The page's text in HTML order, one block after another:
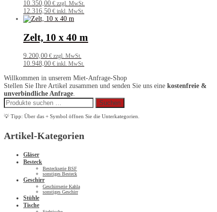
10.350,00 € zzgl. MwSt.
12.316,50 € inkl. MwSt.
Zelt, 10 x 40 m
9.200,00 € zzgl. MwSt.
10.948,00 € inkl. MwSt.
Willkommen in unserem Miet-Anfrage-Shop
Stellen Sie Ihre Artikel zusammen und senden Sie uns eine kostenfreie &
unverbindliche Anfrage.
Suchen
nach:
Suchen
💡 Tipp: Über das + Symbol öffnen Sie die Unterkategorien.
Artikel-Kategorien
Gläser
Besteck
Besteckserie BSF
sonstiges Besteck
Geschirr
Geschirrserie Kahla
sonstiges Geschirr
Stühle
Tische